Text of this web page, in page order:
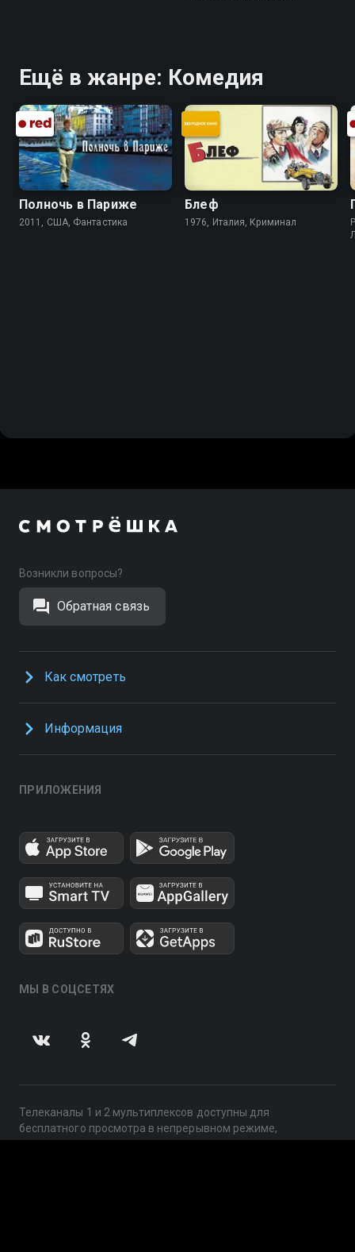
Ещё в жанре: Комедия
Полночь в Париже
2011, США, Фантастика
Блеф
1976, Италия, Криминал
Возникли вопросы?
Обратная связь
Как смотреть
Информация
ПРИЛОЖЕНИЯ
МЫ В СОЦСЕТЯХ
Телеканалы 1 и 2 мультиплексов доступны для
бесплатного просмотра в непрерывном режиме,
круглосуточно.